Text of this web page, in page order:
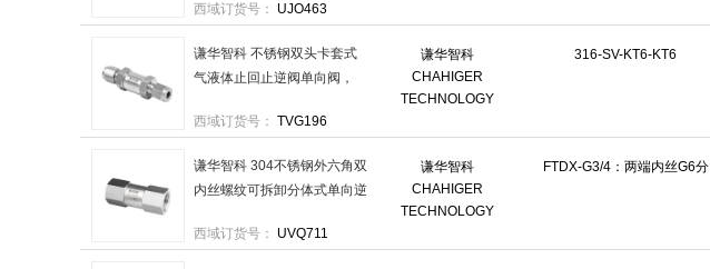
14mm-出口卡套14mm 售卖
西域订货号： UJO463
谦华智科
CHAHIGER
TECHNOLOGY
316-SV-KT6-KT6
谦华智科 不锈钢双头卡套式
气液体止回止逆阀单向阀，
6mm-出口卡套6mm 售卖规
西域订货号： TVG196
谦华智科
CHAHIGER
TECHNOLOGY
FTDX-G3/4：两端内丝G6分
谦华智科 304不锈钢外六角双
内丝螺纹可拆卸分体式单向逆
G6分 售卖规格：1个
西域订货号： UVQ711